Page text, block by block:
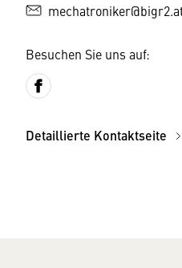
Besuchen Sie uns auf:
Detaillierte Kontaktseite